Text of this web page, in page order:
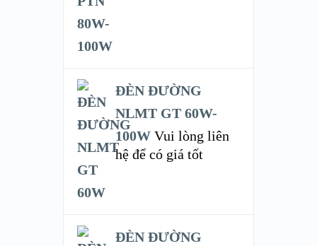
ĐÈN ĐƯỜNG
NLMT GT 60W-
100W Vui lòng liên
hệ để có giá tốt
ĐÈN ĐƯỜNG